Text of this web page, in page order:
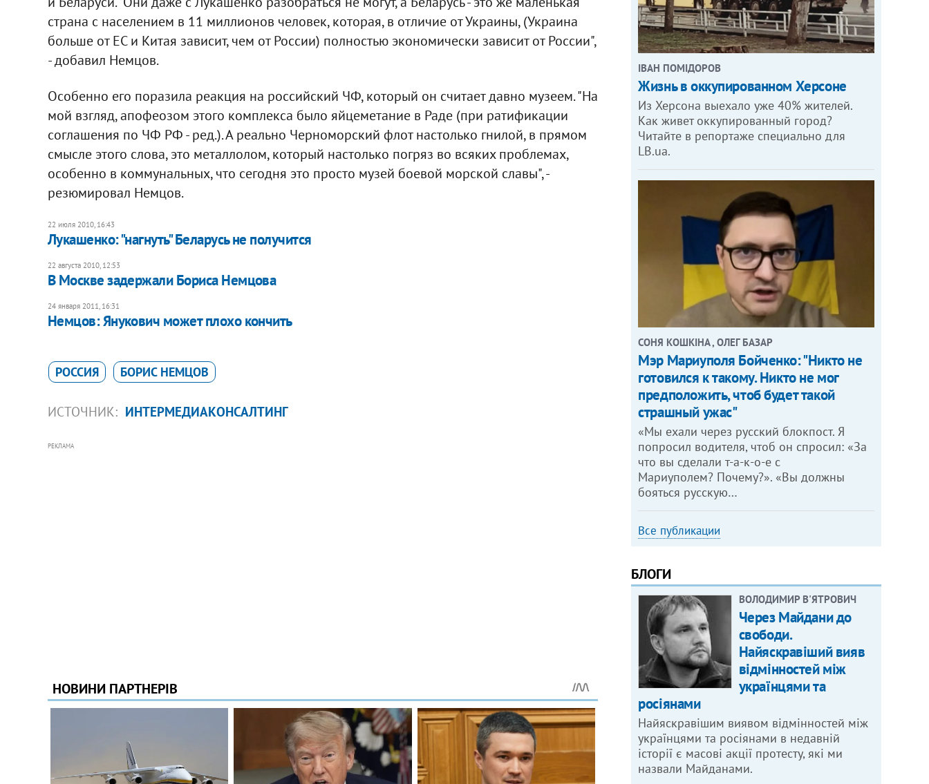
страна с населением в 11 миллионов человек, которая, в отличие от Украины, (Украина
больше от ЕС и Китая зависит, чем от России) полностью экономически зависит от России",
- добавил Немцов.
Особенно его поразила реакция на российский ЧФ, который он считает давно музеем. "На
мой взгляд, апофеозом этого комплекса было яйцеметание в Раде (при ратификации
соглашения по ЧФ РФ - ред.). А реально Черноморский флот настолько гнилой, в прямом
смысле этого слова, это металлолом, который настолько погряз во всяких проблемах,
особенно в коммунальных, что сегодня это просто музей боевой морской славы", -
резюмировал Немцов.
22 июля 2010, 16:43
Лукашенко: "нагнуть" Беларусь не получится
22 августа 2010, 12:53
В Москве задержали Бориса Немцова
24 января 2011, 16:31
​Немцов: Янукович может плохо кончить
РОССИЯ БОРИС НЕМЦОВ
ИСТОЧНИК: ИНТЕРМЕДИАКОНСАЛТИНГ
РЕКЛАМА
ІВАН ПОМІДОРОВ
Жизнь в оккупированном Херсоне
Из Херсона выехало уже 40% жителей.
Как живет оккупированный город?
Читайте в репортаже специально для
LB.ua.
СОНЯ КОШКІНА , ОЛЕГ БАЗАР
Мэр Мариуполя Бойченко: "Никто не
готовился к такому. Никто не мог
предположить, чтоб будет такой
страшный ужас"
«Мы ехали через русский блокпост. Я
попросил водителя, чтоб он спросил: «За
что вы сделали т-а-к-о-е с
Мариуполем? Почему?». «Вы должны
бояться русскую…
Все публикации
БЛОГИ
ВОЛОДИМИР В'ЯТРОВИЧ
Через Майдани до
свободи.
Найяскравіший вияв
відмінностей між
українцями та
росіянами
Найяскравішим виявом відмінностей між
українцями та росіянами в недавній
історії є масові акції протесту, які ми
назвали Майданами.